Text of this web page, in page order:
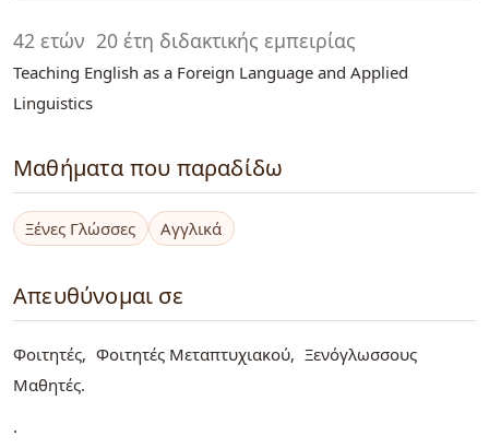
42 ετών 20 έτη διδακτικής εμπειρίας
Teaching English as a Foreign Language and Applied
Linguistics
Μαθήματα που παραδίδω
Ξένες Γλώσσες Αγγλικά
Απευθύνομαι σε
Φοιτητές Φοιτητές Μεταπτυχιακού
Ξενόγλωσσους
Μαθητές
.